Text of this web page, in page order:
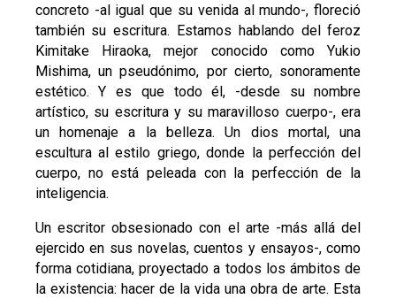
concreto -al igual que su venida al mundo-, floreció
también su escritura. Estamos hablando del feroz
Kimitake Hiraoka, mejor conocido como Yukio
Mishima, un pseudónimo, por cierto, sonoramente
estético. Y es que todo él, -desde su nombre
artístico, su escritura y su maravilloso cuerpo-, era
un homenaje a la belleza. Un dios mortal, una
escultura al estilo griego, donde la perfección del
cuerpo, no está peleada con la perfección de la
inteligencia.
Un escritor obsesionado con el arte -más allá del
ejercido en sus novelas, cuentos y ensayos-, como
forma cotidiana, proyectado a todos los ámbitos de
la existencia: hacer de la vida una obra de arte. Esta